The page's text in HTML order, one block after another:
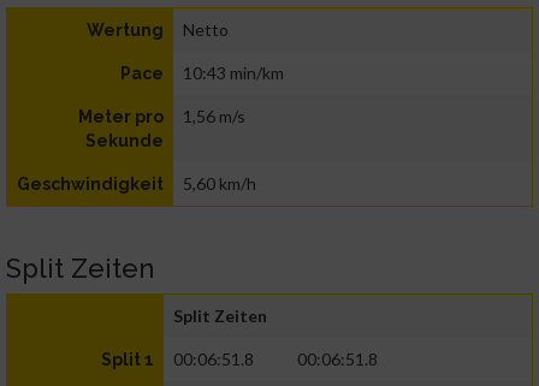
Wertung Netto
Pace 10:43 min/km
Meter pro
Sekunde
1,56 m/s
Geschwindigkeit 5,60 km/h
Split Zeiten
Split Zeiten
Split 1 00:06:51.8 00:06:51.8